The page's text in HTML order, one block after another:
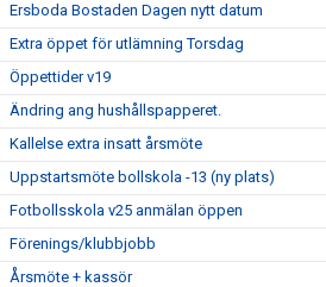
Ersboda Bostaden Dagen nytt datum
Extra öppet för utlämning Torsdag
Öppettider v19
Ändring ang hushållspapperet.
Kallelse extra insatt årsmöte
Uppstartsmöte bollskola -13 (ny plats)
Fotbollsskola v25 anmälan öppen
Förenings/klubbjobb
Årsmöte + kassör